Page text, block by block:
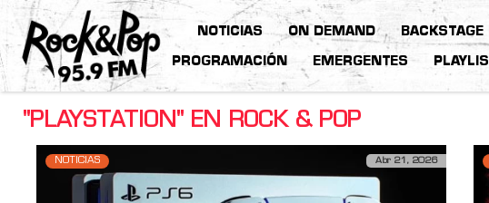
NOTICIAS ON DEMAND BACKSTAGE
PROGRAMACIÓN EMERGENTES
"PLAYSTATION" EN ROCK & POP
NOTICIAS Abr 21, 2026